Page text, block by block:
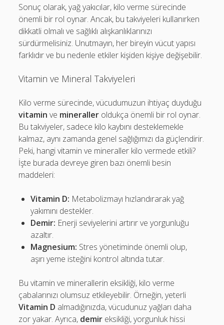
Sonuç olarak, yağ yakıcılar, kilo verme sürecinde
önemli bir rol oynar. Ancak, bu takviyeleri kullanırken
dikkatli olmalı ve sağlıklı alışkanlıklarınızı
sürdürmelisiniz. Unutmayın, her bireyin vücut yapısı
farklıdır ve bu nedenle etkiler kişiden kişiye değişebilir.
Vitamin ve Mineral Takviyeleri
Kilo verme sürecinde, vücudumuzun ihtiyaç duyduğu
vitamin ve mineraller oldukça önemli bir rol oynar.
Bu takviyeler, sadece kilo kaybını desteklemekle
kalmaz, aynı zamanda genel sağlığımızı da güçlendirir.
Peki, hangi vitamin ve mineraller kilo vermede etkili?
İşte burada devreye giren bazı önemli besin
maddeleri:
Vitamin D: Metabolizmayı hızlandırarak yağ
yakımını destekler.
Demir: Enerji seviyelerini artırır ve yorgunluğu
azaltır.
Magnesium: Stres yönetiminde önemli olup,
aşırı yeme isteğini kontrol altında tutar.
Bu vitamin ve minerallerin eksikliği, kilo verme
çabalarınızı olumsuz etkileyebilir. Örneğin, yeterli
Vitamin D almadığınızda, vücudunuz yağları daha
zor yakar. Ayrıca, demir eksikliği, yorgunluk hissi